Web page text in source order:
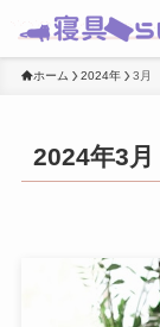
ホーム 2024年 3月
2024年3月